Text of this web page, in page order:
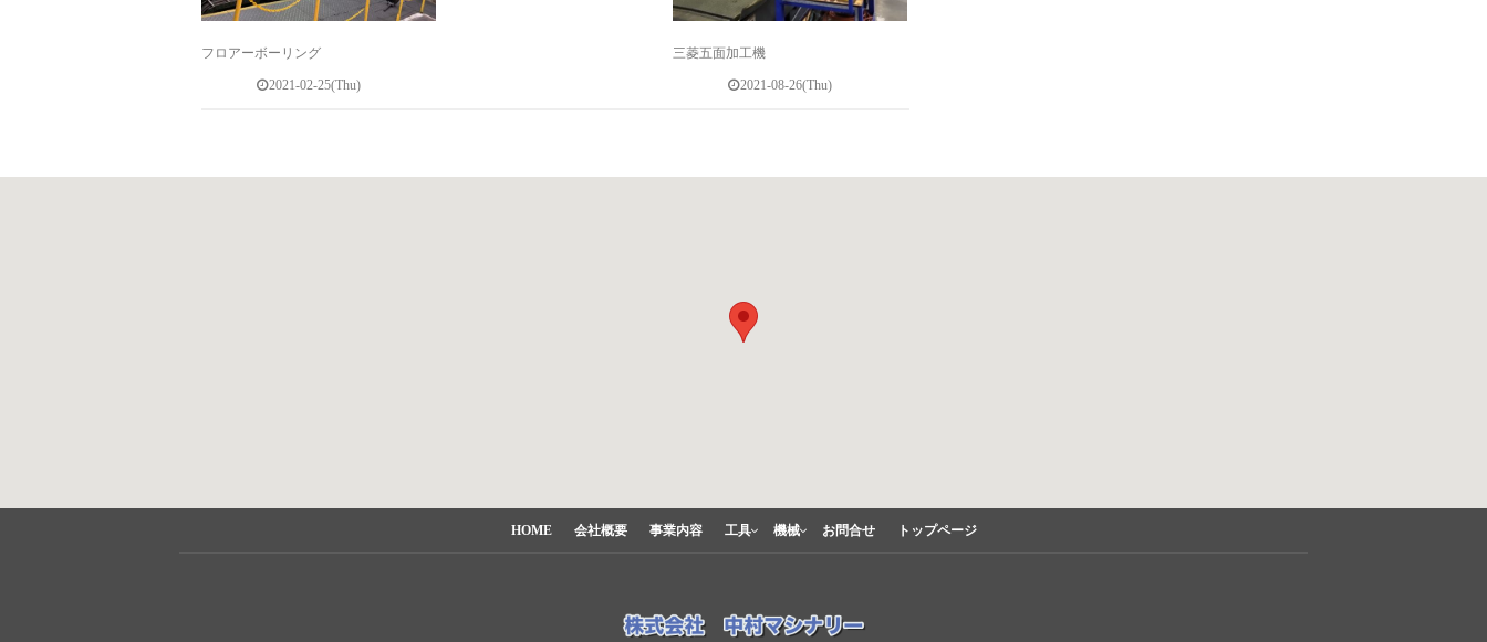
フロアーボーリング
2021-02-25(Thu)
三菱五面加工機
2021-08-26(Thu)
HOME 会社概要 事業内容 工具 機械 お問合せ トップページ